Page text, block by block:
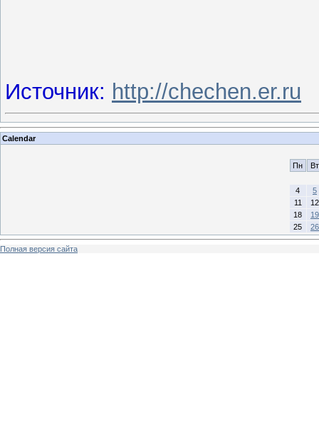
Источник: http://chechen.er.ru
Calendar
Пн Вт
4
5
11
12
18
19
25
26
Полная версия сайта